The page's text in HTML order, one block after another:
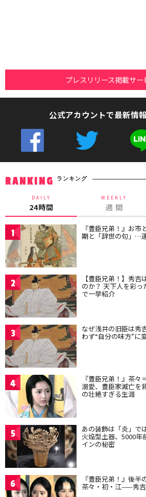
プレスリリース掲載サー
公式アカウントで最新情
RANKING ランキング
DAILY
24時間
WEEKLY
週 間
1 『豊臣兄弟！』お
期と「辞世の句」…
2 【豊臣兄弟！】秀
のか？ 天下人を彩
で一挙紹介
3 なぜ浅井の旧臣は秀
わず“自分の味方”に
4 『豊臣兄弟！』茶
溺愛、豊臣家滅亡を
の壮絶すぎる生涯
5 あの装飾は「炎」で
火焔型土器、5000年
インの秘密
6 『豊臣兄弟！』後半
茶々・初・江——秀